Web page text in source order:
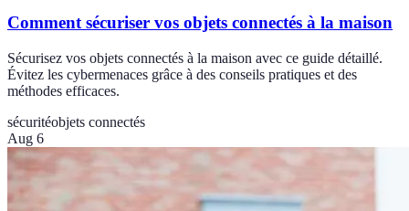
Comment sécuriser vos objets connectés à la maison
Sécurisez vos objets connectés à la maison avec ce guide détaillé.
Évitez les cybermenaces grâce à des conseils pratiques et des
méthodes efficaces.
sécuritéobjets connectés
Aug 6